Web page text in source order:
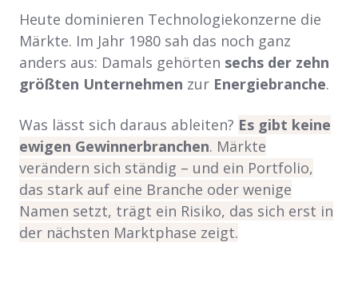
Heute dominieren Technologiekonzerne die
Märkte. Im Jahr 1980 sah das noch ganz
anders aus: Damals gehörten sechs der zehn
größten Unternehmen zur Energiebranche.
Was lässt sich daraus ableiten? Es gibt keine
ewigen Gewinnerbranchen. Märkte
verändern sich ständig – und ein Portfolio,
das stark auf eine Branche oder wenige
Namen setzt, trägt ein Risiko, das sich erst in
der nächsten Marktphase zeigt.